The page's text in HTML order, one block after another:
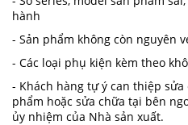
hành
- Sản phẩm không còn nguyên
- Các loại phụ kiện kèm theo
- Khách hàng tự ý can thiệp
phẩm hoặc sửa chữa tại bên
ủy nhiệm của Nhà sản xuất.